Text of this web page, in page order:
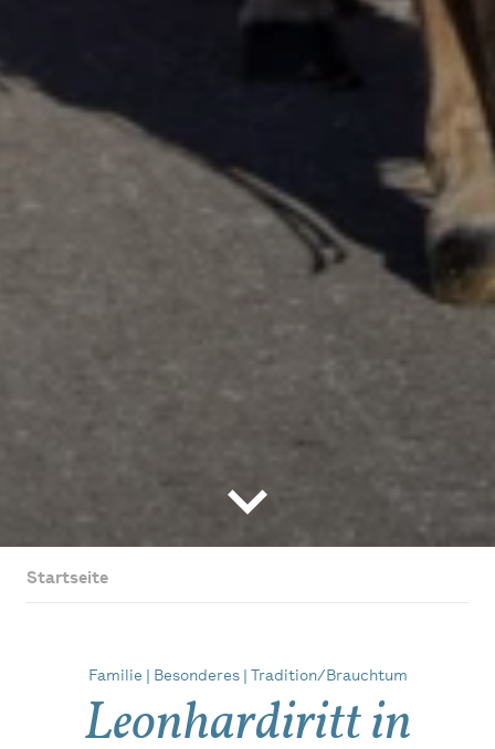
Startseite
Familie | Besonderes | Tradition/Brauchtum
Leonhardiritt in